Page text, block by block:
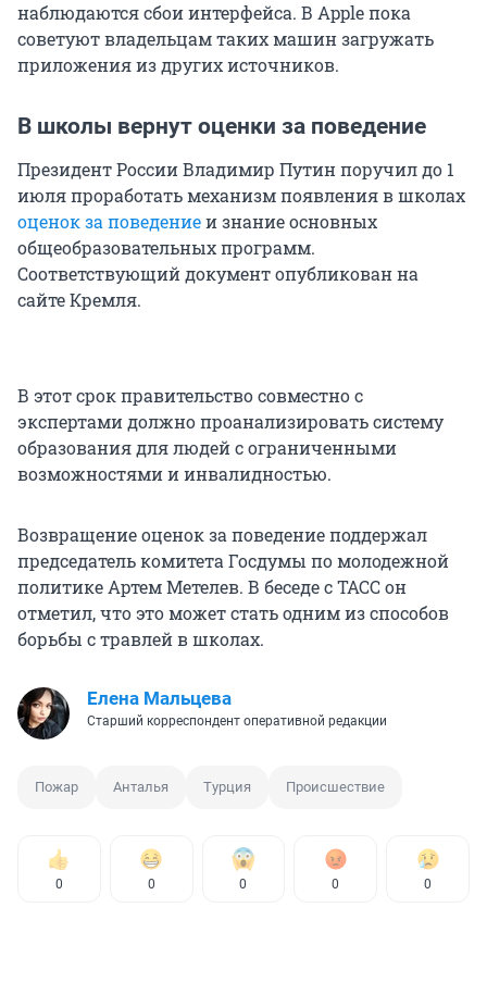
наблюдаются сбои интерфейса. В Apple пока
советуют владельцам таких машин загружать
приложения из других источников.
В школы вернут оценки за поведение
Президент России Владимир Путин поручил до 1
июля проработать механизм появления в школах
оценок за поведениеи знание основных
общеобразовательных программ.
Соответствующий документ опубликован на
сайте Кремля.
В этот срок правительство совместно с
экспертами должно проанализировать систему
образования для людей с ограниченными
возможностями и инвалидностью.
Возвращение оценок за поведение поддержал
председатель комитета Госдумы по молодежной
политике Артем Метелев. В беседе с ТАСС он
отметил, что это может стать одним из способов
борьбы с травлей в школах.
Елена Мальцева
Старший корреспондент оперативной редакции
Пожар Анталья Турция Происшествие
0 0 0 0 0